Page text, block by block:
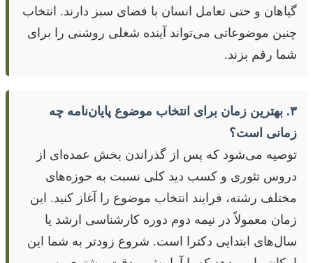
گیاهان و حتی تعامل انسان با فضای سبز دارند. انتخاب
چنین موضوعاتی می‌تواند آینده شغلی روشنی را برای
شما رقم بزند.
۳. بهترین زمان برای انتخاب موضوع پایان‌نامه چه
زمانی است؟
توصیه می‌شود که پس از گذراندن بخش عمده‌ای از
دروس تئوری و کسب دید کلی نسبت به حوزه‌های
مختلف رشته، فرایند انتخاب موضوع را آغاز کنید. این
زمان معمولاً در نیمه دوم دوره کارشناسی ارشد یا
سال‌های ابتدایی دکترا است. شروع زودتر به شما این